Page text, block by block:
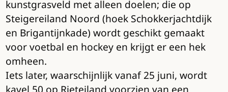
kunstgrasveld met alleen doelen; die op
Steigereiland Noord (hoek Schokkerjachtdijk
en Brigantijnkade) wordt geschikt gemaakt
voor voetbal en hockey en krijgt er een hek
omheen.
Iets later, waarschijnlijk vanaf 25 juni, wordt